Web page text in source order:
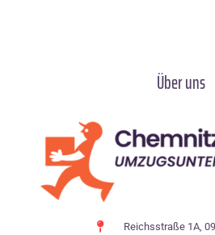
Über uns
Reichsstraße 1A,